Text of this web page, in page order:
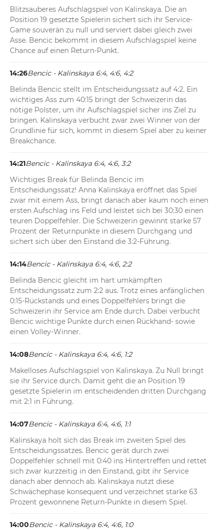
Blitzsauberes Aufschlagspiel von Kalinskaya. Die an
Position 19 gesetzte Spielerin sichert sich ihr Service-
Game souverän zu null und serviert dabei gleich zwei
Asse. Bencic bekommt in diesem Aufschlagspiel keine
Chance auf einen Return-Punkt.
14:26Bencic - Kalinskaya 6:4, 4:6, 4:2
Belinda Bencic stellt im Entscheidungssatz auf 4:2. Ein
wichtiges Ass zum 40:15 bringt der Schweizerin das
nötige Polster, um ihr Aufschlagspiel sicher ins Ziel zu
bringen. Kalinskaya verbucht zwar zwei Winner von der
Grundlinie für sich, kommt in diesem Spiel aber zu keiner
Breakchance.
14:21Bencic - Kalinskaya 6:4, 4:6, 3:2
Wichtiges Break für Belinda Bencic im
Entscheidungssatz! Anna Kalinskaya eröffnet das Spiel
zwar mit einem Ass, bringt danach aber kaum noch einen
ersten Aufschlag ins Feld und leistet sich bei 30:30 einen
teuren Doppelfehler. Die Schweizerin gewinnt starke 57
Prozent der Returnpunkte in diesem Durchgang und
sichert sich über den Einstand die 3:2-Führung.
14:14Bencic - Kalinskaya 6:4, 4:6, 2:2
Belinda Bencic gleicht im hart umkämpften
Entscheidungssatz zum 2:2 aus. Trotz eines anfänglichen
0:15-Rückstands und eines Doppelfehlers bringt die
Schweizerin ihr Service am Ende durch. Dabei verbucht
Bencic wichtige Punkte durch einen Rückhand- sowie
einen Volley-Winner.
14:08Bencic - Kalinskaya 6:4, 4:6, 1:2
Makelloses Aufschlagspiel von Kalinskaya. Zu Null bringt
sie ihr Service durch. Damit geht die an Position 19
gesetzte Spielerin im entscheidenden dritten Durchgang
mit 2:1 in Führung.
14:07Bencic - Kalinskaya 6:4, 4:6, 1:1
Kalinskaya holt sich das Break im zweiten Spiel des
Entscheidungssatzes. Bencic gerät durch zwei
Doppelfehler schnell mit 0:40 ins Hintertreffen und rettet
sich zwar kurzzeitig in den Einstand, gibt ihr Service
danach aber dennoch ab. Kalinskaya nutzt diese
Schwächephase konsequent und verzeichnet starke 63
Prozent gewonnene Return-Punkte in diesem Spiel.
14:00Bencic - Kalinskaya 6:4, 4:6, 1:0